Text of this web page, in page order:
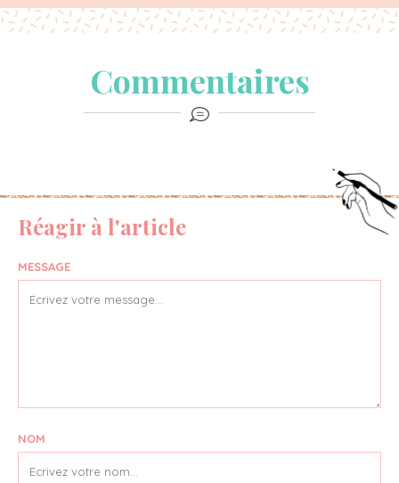
Commentaires
Réagir à l'article
MESSAGE
NOM